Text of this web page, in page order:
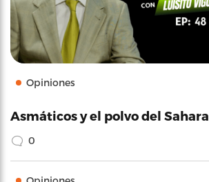
Opiniones
Asmáticos y el polvo del Sahara
0